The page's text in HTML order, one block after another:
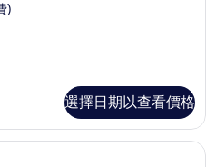
)
選擇日期以查看價格